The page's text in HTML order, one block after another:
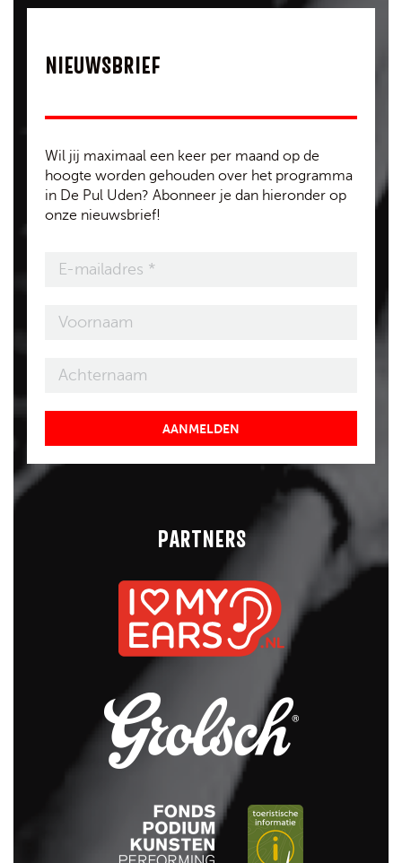
NIEUWSBRIEF
Wil jij maximaal een keer per maand op de
hoogte worden gehouden over het programma
in De Pul Uden? Abonneer je dan hieronder op
onze nieuwsbrief!
AANMELDEN
PARTNERS